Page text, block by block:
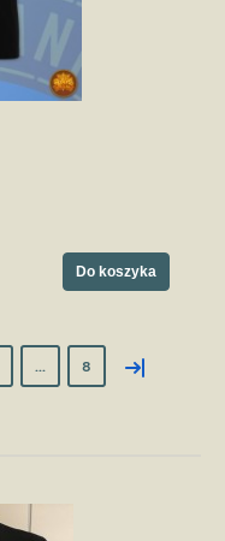
Do koszyka
... 8 »